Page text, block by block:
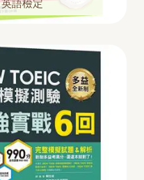
英語檢定